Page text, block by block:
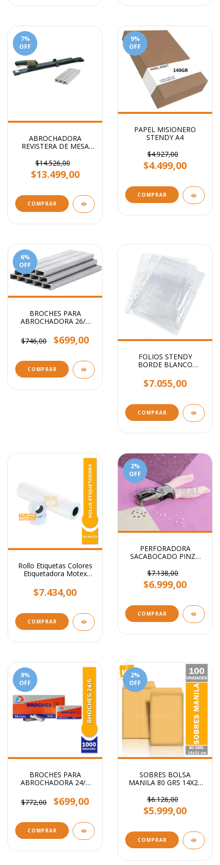
7%
OFF
ABROCHADORA
REVISTERA DE MESA
$14.526,00
$13.499,00
9%
OFF
PAPEL MISIONERO
STENDY A4
$4.927,00
$4.499,00
COMPRAR
6%
OFF
BROCHES PARA
ABROCHADORA 26/6
$746,00
$699,00
COMPRAR
FOLIOS STENDY
BORDE BLANCO
UNIDADES
$7.055,00
COMPRAR
Rollo Etiquetas Colores
Etiquetadora Motex
$7.434,00
COMPRAR
2%
OFF
PERFORADORA
SACABOCADO PINZA
etiquetas
$7.138,00
$6.999,00
9%
OFF
BROCHES PARA
ABROCHADORA 24/6
$772,00
$699,00
COMPRAR
2%
OFF
SOBRES BOLSA
MANILA 80 GRS 14X21
$6.126,00
$5.999,00
COMPRAR